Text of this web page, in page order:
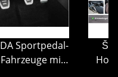
Sportpedal-
mit